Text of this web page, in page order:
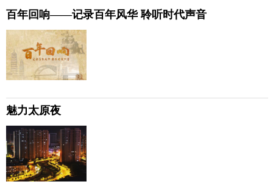
百年回响——记录百年风华 聆听时代声音
魅力太原夜